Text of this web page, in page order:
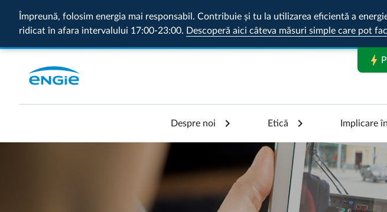
Împreună, folosim energia mai responsabil. Contribuie și tu la utilizarea eficientă a
ridicat în afara intervalului 17:00-23:00. Descoperă aici câteva măsuri simple care pot
Despre noi Etică Implicare
bolt